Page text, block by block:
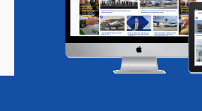
Magazine Podcasts